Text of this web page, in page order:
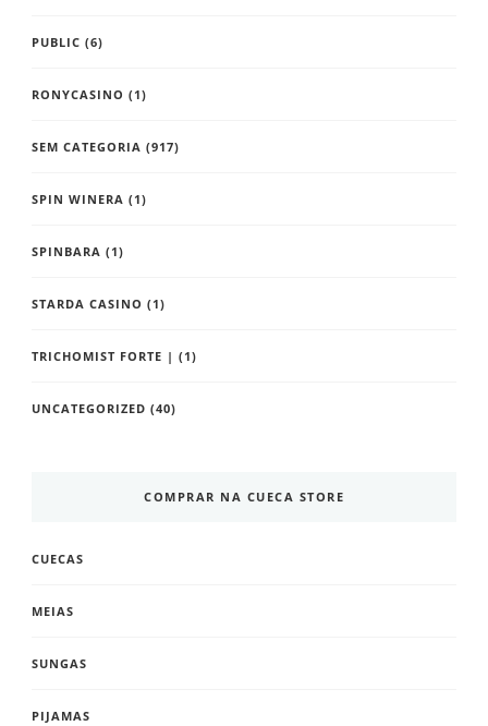
PUBLIC (6)
RONYCASINO (1)
SEM CATEGORIA (917)
SPIN WINERA (1)
SPINBARA (1)
STARDA CASINO (1)
TRICHOMIST FORTE | (1)
UNCATEGORIZED (40)
COMPRAR NA CUECA STORE
CUECAS
MEIAS
SUNGAS
PIJAMAS